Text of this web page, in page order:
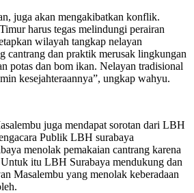
juga akan mengakibatkan konflik.
harus tegas melindungi perairan
wilayah tangkap nelayan
cantrang dan praktik merusak lingkungan
potas dan bom ikan. Nelayan tradisional
kesejahteraannya”, ungkap wahyu.
juga mendapat sorotan dari LBH
Publik LBH surabaya
menolak pemakaian cantrang karena
itu LBH Surabaya mendukung dan
Masalembu yang menolak keberadaan